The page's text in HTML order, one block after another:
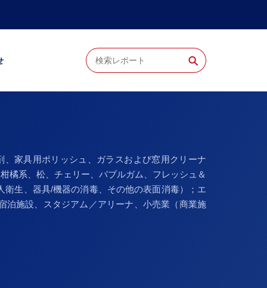
⚲
家具用ポリッシュ、ガラスおよび窓用クリーナ
橘系、松、チェリー、バブルガム、フレッシュ＆
生、器具/機器の消毒、その他の表面消毒）；エ
泊施設、スタジアム／アリーナ、小売業（商業施